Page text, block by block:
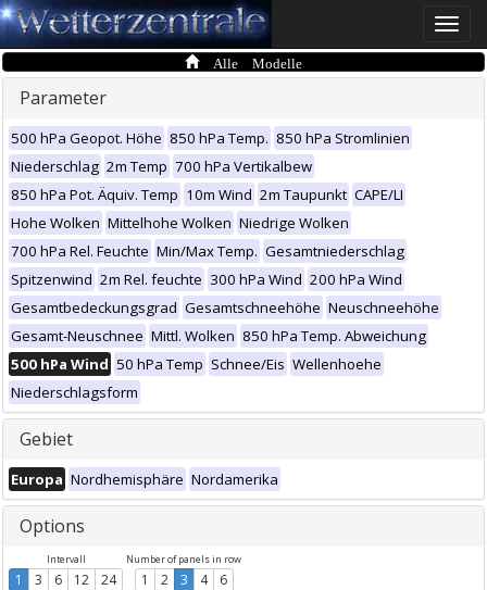
Toggle
Alle Modelle
Parameter
500 hPa Geopot. Höhe 850 hPa Temp. 850 hPa Stromlinien
Niederschlag 2m Temp 700 hPa Vertikalbew
850 hPa Pot. Äquiv. Temp 10m Wind 2m Taupunkt CAPE/LI
Hohe Wolken Mittelhohe Wolken Niedrige Wolken
700 hPa Rel. Feuchte Min/Max Temp. Gesamtniederschlag
Spitzenwind 2m Rel. feuchte 300 hPa Wind 200 hPa Wind
Gesamtbedeckungsgrad Gesamtschneehöhe Neuschneehöhe
Gesamt-Neuschnee Mittl. Wolken 850 hPa Temp. Abweichung
500 hPa Wind 50 hPa Temp Schnee/Eis Wellenhoehe
Niederschlagsform
Gebiet
Europa Nordhemisphäre Nordamerika
Options
Intervall
1 3 6 12 24
Number of panels in row
1 2 3 4 6